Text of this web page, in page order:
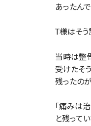
あったんで
T様はそう
当時は整
受けたそ
残ったの
「痛みは
と残って